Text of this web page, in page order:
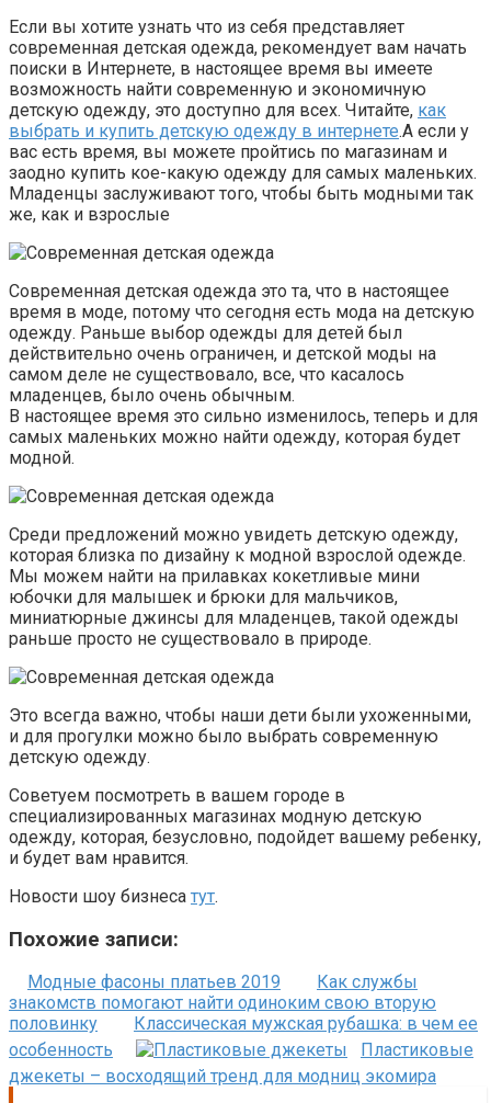
Если вы хотите узнать что из себя представляет
современная детская одежда, рекомендует вам начать
поиски в Интернете, в настоящее время вы имеете
возможность найти современную и экономичную
детскую одежду, это доступно для всех. Читайте, как
выбрать и купить детскую одежду в интернете.А если у
вас есть время, вы можете пройтись по магазинам и
заодно купить кое-какую одежду для самых маленьких.
Младенцы заслуживают того, чтобы быть модными так
же, как и взрослые
Современная детская одежда это та, что в настоящее
время в моде, потому что сегодня есть мода на детскую
одежду. Раньше выбор одежды для детей был
действительно очень ограничен, и детской моды на
самом деле не существовало, все, что касалось
младенцев, было очень обычным.
В настоящее время это сильно изменилось, теперь и для
самых маленьких можно найти одежду, которая будет
модной.
Среди предложений можно увидеть детскую одежду,
которая близка по дизайну к модной взрослой одежде.
Мы можем найти на прилавках кокетливые мини
юбочки для малышек и брюки для мальчиков,
миниатюрные джинсы для младенцев, такой одежды
раньше просто не существовало в природе.
Это всегда важно, чтобы наши дети были ухоженными,
и для прогулки можно было выбрать современную
детскую одежду.
Советуем посмотреть в вашем городе в
специализированных магазинах модную детскую
одежду, которая, безусловно, подойдет вашему ребенку,
и будет вам нравится.
Новости шоу бизнеса тут.
Похожие записи:
Модные фасоны платьев 2019
Как службы
знакомств помогают найти одиноким свою вторую
половинку
Классическая мужская рубашка: в чем ее
особенность
Пластиковые
джекеты – восходящий тренд для модниц экомира